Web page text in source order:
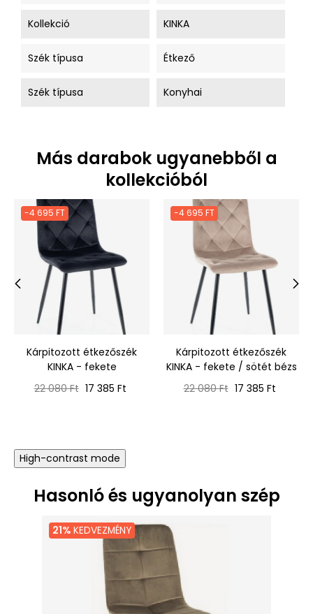
Kollekció KINKA
Szék típusa Étkező
Szék típusa Konyhai
Más darabok ugyanebből a
kollekcióból
-4 695 FT
Kárpitozott étkezőszék
KINKA - fekete
Normál
22 080 Ft Ár
17 385 Ft
-4 695 FT
Kárpitozott étkezőszék
KINKA - fekete / sötét bézs
Normál
22 080 Ft Ár
17 385 Ft
High-contrast mode
Hasonló és ugyanolyan szép
21% KEDVEZMÉNY